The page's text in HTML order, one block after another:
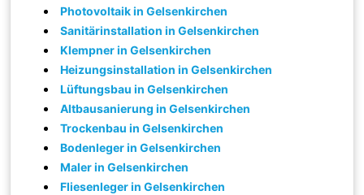
Photovoltaik in Gelsenkirchen
Sanitärinstallation in Gelsenkirchen
Klempner in Gelsenkirchen
Heizungsinstallation in Gelsenkirchen
Lüftungsbau in Gelsenkirchen
Altbausanierung in Gelsenkirchen
Trockenbau in Gelsenkirchen
Bodenleger in Gelsenkirchen
Maler in Gelsenkirchen
Fliesenleger in Gelsenkirchen